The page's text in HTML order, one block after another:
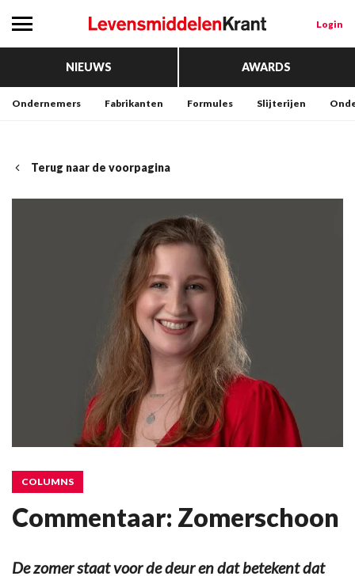
Login
NIEUWS AWARDS
Ondernemers Fabrikanten Formules Slijterijen
Terug naar de voorpagina
COLUMNS
Commentaar: Zomerschoon
De zomer staat voor de deur en dat betekent dat